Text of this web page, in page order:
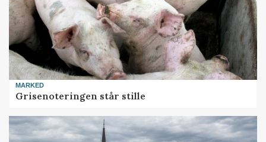
MARKED
Grisenoteringen står stille